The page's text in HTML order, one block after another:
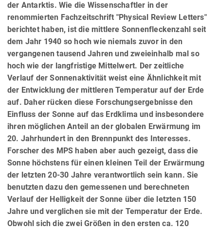
der Antarktis. Wie die Wissenschaftler in der
renommierten Fachzeitschrift "Physical Review Letters"
berichtet haben, ist die mittlere Sonnenfleckenzahl seit
dem Jahr 1940 so hoch wie niemals zuvor in den
vergangenen tausend Jahren und zweieinhalb mal so
hoch wie der langfristige Mittelwert. Der zeitliche
Verlauf der Sonnenaktivität weist eine Ähnlichkeit mit
der Entwicklung der mittleren Temperatur auf der Erde
auf. Daher rücken diese Forschungsergebnisse den
Einfluss der Sonne auf das Erdklima und insbesondere
ihren möglichen Anteil an der globalen Erwärmung im
20. Jahrhundert in den Brennpunkt des Interesses.
Forscher des MPS haben aber auch gezeigt, dass die
Sonne höchstens für einen kleinen Teil der Erwärmung
der letzten 20-30 Jahre verantwortlich sein kann. Sie
benutzten dazu den gemessenen und berechneten
Verlauf der Helligkeit der Sonne über die letzten 150
Jahre und verglichen sie mit der Temperatur der Erde.
Obwohl sich die zwei Größen in den ersten ca. 120